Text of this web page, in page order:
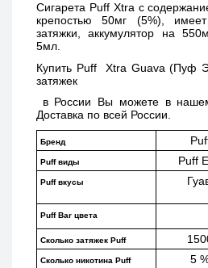
Сигарета Puff Xtra с
крепостью 50мг (5%),
затяжки, аккумулятор на
5мл.
Купить Puff  Xtra Guava (Пуф
затяжек
в России Вы можете в нашем
Доставка по всей России.
Бренд
Puff виды Puff
Puff вкусы
Puff Bar цвета
Сколько затяжек Puff
Сколько никотина Puff 5